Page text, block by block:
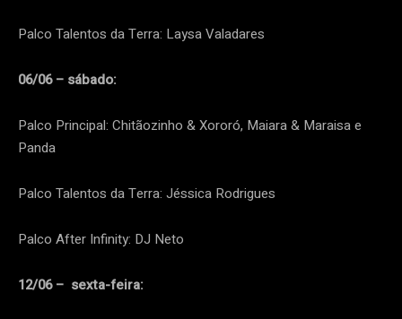
Palco Talentos da Terra: Laysa Valadares
06/06 – sábado:
Palco Principal: Chitãozinho & Xororó, Maiara & Maraisa e
Panda
Palco Talentos da Terra: Jéssica Rodrigues
Palco After Infinity: DJ Neto
12/06 – sexta-feira: